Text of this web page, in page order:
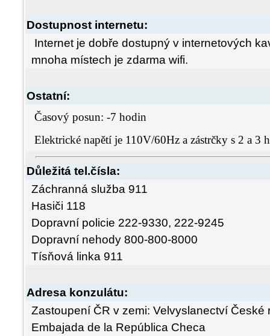
Dostupnost internetu:
Internet je dobře dostupný v internetových
mnoha místech je zdarma wifi.
Ostatní:
Časový posun: -7 hodin
Elektrické napětí je 110V/60Hz a zástrčky s 2 a 3
Důležitá tel.čísla:
Záchranná služba 911
Hasiči 118
Dopravní policie 222-9330, 222-9245
Dopravní nehody 800-800-8000
Tísňová linka 911
Adresa konzulátu:
Zastoupení ČR v zemi: Velvyslanectví České
Embajada de la República Checa